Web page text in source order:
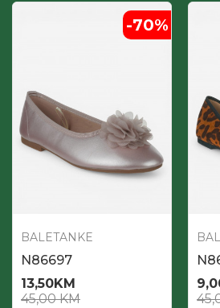
-70%
BALETANKE
N86697
13,50KM
45,00KM